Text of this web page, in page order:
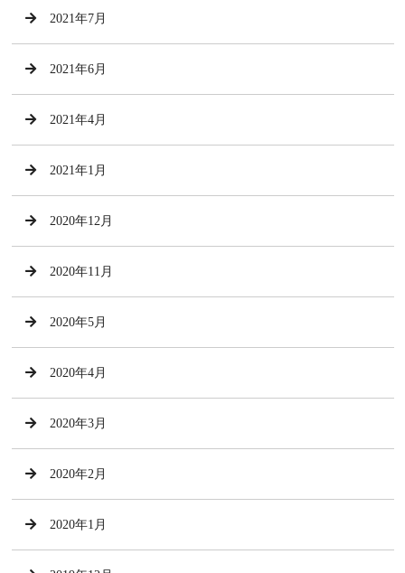
2021年7月
2021年6月
2021年4月
2021年1月
2020年12月
2020年11月
2020年5月
2020年4月
2020年3月
2020年2月
2020年1月